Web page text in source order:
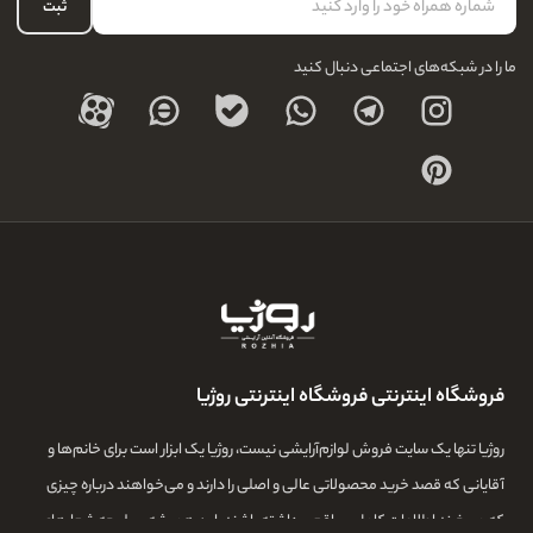
درباره ما
ثبت
ما را در شبکه‌های اجتماعی دنبال کنید
فروشگاه اینترنتی فروشگاه اینترنتی روژیا
روژیا تنها یک سایت فروش لوازم‌آرایشی نیست، روژیا یک ابزار است برای خانم‌ها و
آقایانی که قصد خرید محصولاتی عالی و اصلی را دارند و می‌خواهند درباره چیزی
که می‌خرند اطلاعات کامل و واقعی داشته باشند. این همیشه سرلوحه شعارهای